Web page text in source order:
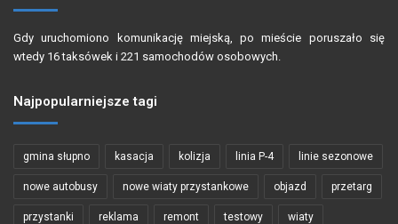
Gdy uruchomiono komunikację miejską, po mieście poruszało się
wtedy 16 taksówek i 221 samochodów osobowych.
Najpopularniejsze tagi
gmina słupno kasacja kolizja linia P-4 linie sezonowe
nowe autobusy nowe wiaty przystankowe objazd przetarg
przystanki reklama remont testowy wiaty